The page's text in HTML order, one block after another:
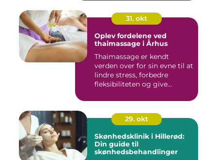
31. okt
Oplev fordelene ved
thaimassage i Århus
Thaimassage er kendt
verden over for sin evne til at
lindre stress, forbedre
fleksibiliteten og give...
29. okt
Skønhedsklinik i Hillerød:
Din guide til
skønhedsbehandlinger